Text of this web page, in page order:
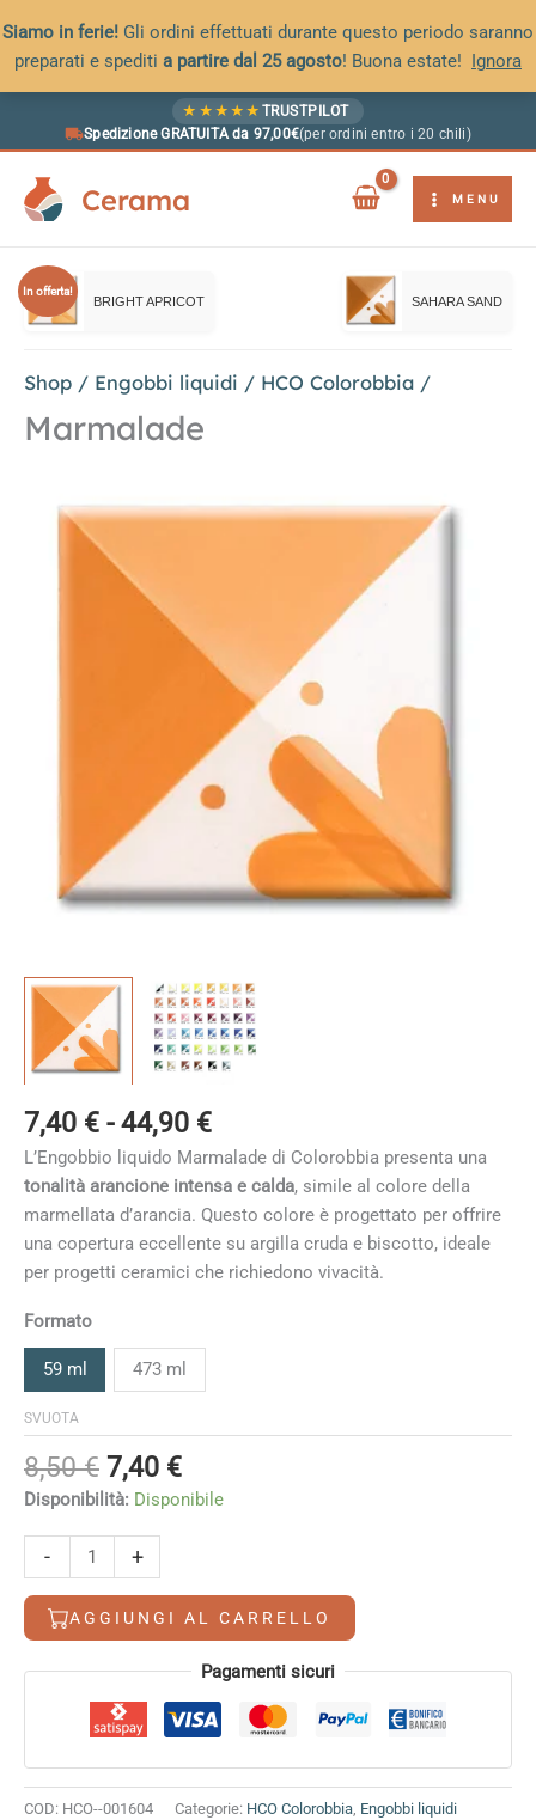
Siamo in ferie! Gli ordini effettuati durante questo periodo saranno
preparati e spediti a partire dal 25 agosto! Buona estate! Ignora
★ ★ ★ ★ ★ TRUSTPILOT
Spedizione GRATUITA da 97,00€(per ordini entro i 20 chili)
Cerama MENU
In offerta!
BRIGHT APRICOT SAHARA SAND
Shop / Engobbi liquidi / HCO Colorobbia /
Marmalade
7,40 € - 44,90 €Fascia
di
prezzo:
da
7,40 €
a
L’Engobbio liquido Marmalade di Colorobbia presenta una
tonalità arancione intensa e calda, simile al colore della
marmellata d’arancia. Questo colore è progettato per offrire
una copertura eccellente su argilla cruda e biscotto, ideale
per progetti ceramici che richiedono vivacità.
Formato
59 ml 473 ml
SVUOTA
8,50€ Il
prezzo
era:
8,50 €.
7,40 €Il
prezzo
Disponibilità: Disponibile
-
Marmalade
quantità
+
AGGIUNGI AL CARRELLO
Alternative: Pagamenti sicuri
COD: HCO--001604 Categorie: HCO Colorobbia, Engobbi liquidi